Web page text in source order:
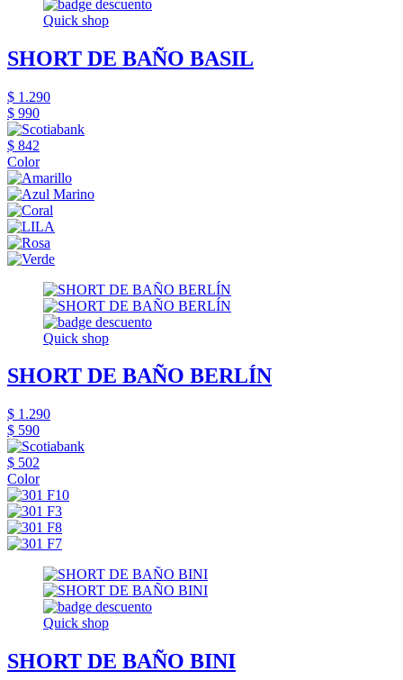
Quick shop
SHORT DE BAÑO BASIL
$ 1.290
$ 990
$ 842
Color
Quick shop
SHORT DE BAÑO BERLÍN
$ 1.290
$ 590
$ 502
Color
Quick shop
SHORT DE BAÑO BINI